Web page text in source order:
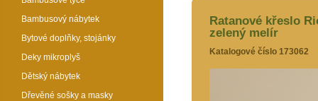
Ratanové křeslo
zelený melír
Katalogové číslo 173062
Bambusový nábytek
Bytové doplňky, stojánky
Deky mikroplyš
Dětský nábytek
Dřevěné sošky a masky